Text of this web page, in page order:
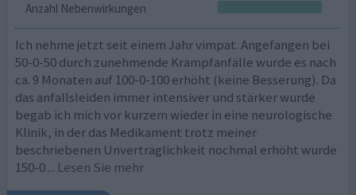
Anzahl Nebenwirkungen
Ich nehme jetzt seit einem Jahr vimpat. Angefangen bei
50-0-50 durch zunehmende Krampfanfälle wurde es nach
ca. 9 Monaten auf 100-0-100 erhöht (keine Besserung). Da
das anfallsleiden immer intensiver und stärker wurde
begab ich mich vor kurzem wieder in eine neurologische
Klinik, in der das Medikament trotz meiner
beschriebenen Unverträglichkeit nochmal erhöht wurde
150-0... Lesen Sie mehr